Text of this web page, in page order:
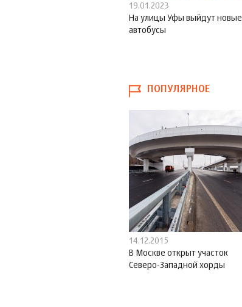
19.01.2023
На улицы Уфы выйдут новые
автобусы
ПОПУЛЯРНОЕ
14.12.2015
В Москве открыт участок
Северо-Западной хорды